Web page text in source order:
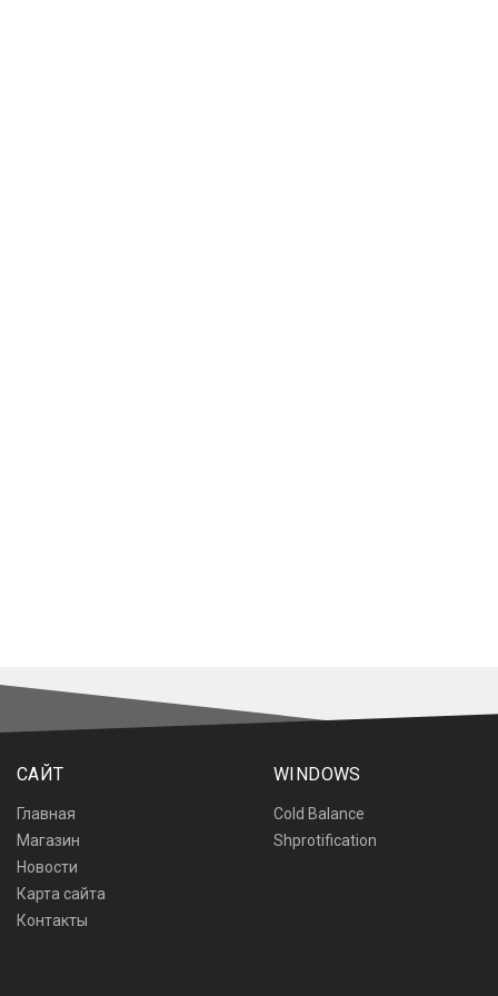
САЙТ WINDOWS
Главная
Cold Balance
Магазин
Shprotification
Новости
Карта сайта
Контакты